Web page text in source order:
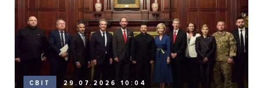
СВІТ 29.07.2026 10:04